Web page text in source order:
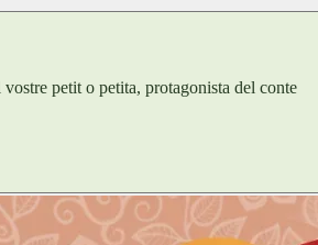
petit o petita, protagonista del conte